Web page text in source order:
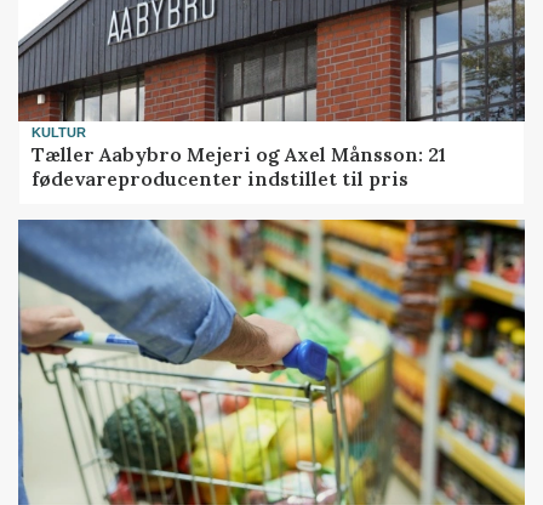
KULTUR
Tæller Aabybro Mejeri og Axel Månsson: 21
fødevareproducenter indstillet til pris